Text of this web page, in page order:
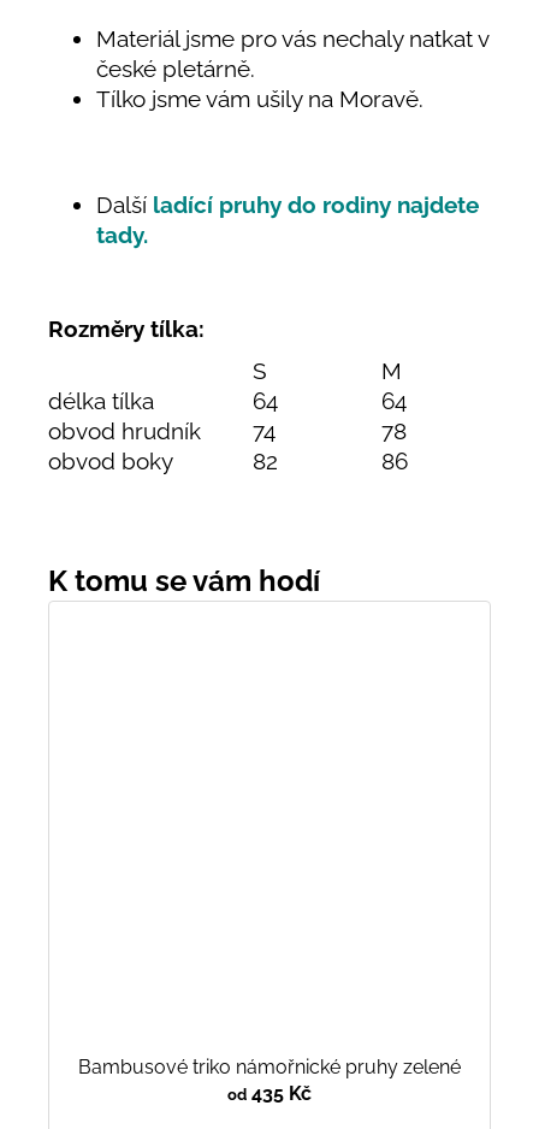
Materiál jsme pro vás nechaly natkat v
české pletárně.
Tílko jsme vám ušily na Moravě.
Další ladící pruhy do rodiny najdete
tady.
Rozměry tílka:
S
M
délka tílka
64 64
obvod hrudník
74 78
obvod boky
82 86
Bambusové triko námořnické pruhy zelené
od 435 Kč